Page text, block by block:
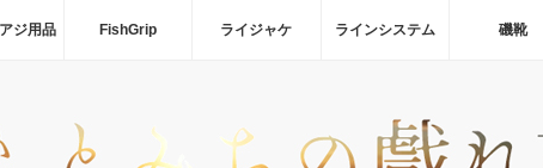
ジ用品 FishGrip ライジャケ ラインシステム 磯靴